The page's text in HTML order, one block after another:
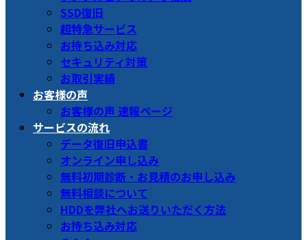
SSD復旧
超特急サービス
お持ち込み対応
セキュリティ対策
お取引実績
お客様の声
お客様の声 速報ページ
サービスの流れ
データ復旧申込書
オンライン申し込み
無料初期診断・お見積のお申し込み
無料相談について
HDDを弊社へお送りいただく方法
お持ち込み対応